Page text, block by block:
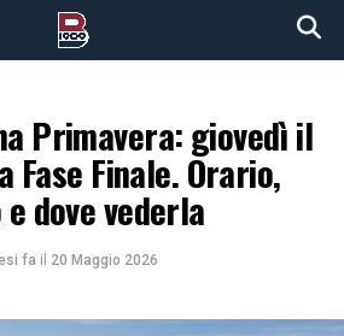
Primavera: giovedì il
Fase Finale. Orario,
dove vederla
fa il 20 Maggio 2026